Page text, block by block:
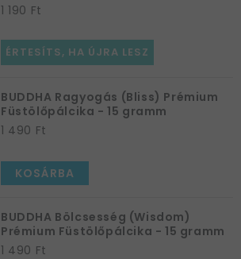
1 190 Ft
ÉRTESÍTS, HA ÚJRA LESZ
BUDDHA Ragyogás (Bliss) Prémium
Füstölőpálcika - 15 gramm
1 490 Ft
KOSÁRBA
BUDDHA Bölcsesség (Wisdom)
Prémium Füstölőpálcika - 15 gramm
1 490 Ft